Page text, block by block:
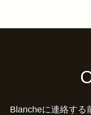
Blancheに連絡する